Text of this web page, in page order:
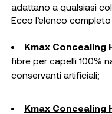
adattano a qualsiasi
Ecco l’elenco
Kmax Concealing
fibre per capelli 100%
conservanti artificiali;
Kmax Concealing